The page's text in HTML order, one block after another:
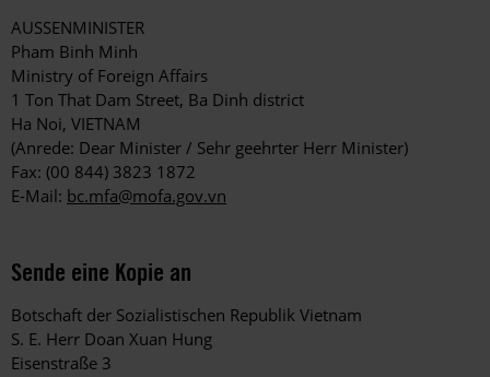
AUSSENMINISTER
Pham Binh Minh
Ministry of Foreign Affairs
1 Ton That Dam Street, Ba Dinh district
Ha Noi, VIETNAM
(Anrede: Dear Minister / Sehr geehrter Herr Minister)
Fax: (00 844) 3823 1872
E-Mail: bc.mfa@mofa.gov.vn
Sende eine Kopie an
Botschaft der Sozialistischen Republik Vietnam
S. E. Herr Doan Xuan Hung
Eisenstraße 3